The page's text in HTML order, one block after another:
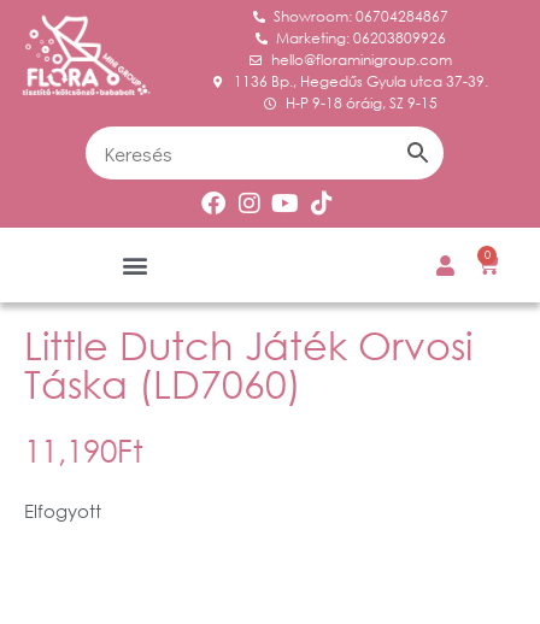
Showroom: 06704284867
Marketing: 06203809926
hello@floraminigroup.com
1136 Bp., Hegedűs Gyula utca 37-39.
H-P 9-18 óráig, SZ 9-15
0
Little Dutch Játék Orvosi
Táska (LD7060)
11,190Ft
Elfogyott